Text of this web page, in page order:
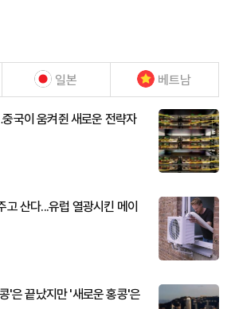
일본 베트남
국이 움켜쥔 새로운 전략자
산다...유럽 열광시킨 메이
'은 끝났지만 '새로운 홍콩'은